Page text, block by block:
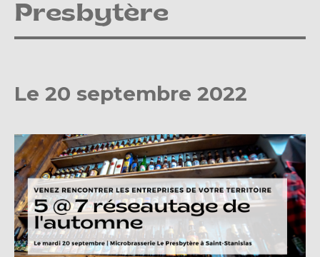
Presbytère
Le 20 septembre 2022